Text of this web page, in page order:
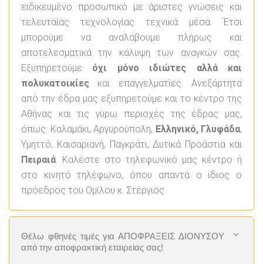
ειδικευμένο προσωπικό με άριστες γνώσεις και
τελευταίας τεχνολογίας τεχνικά μέσα. Έτσι
μπορούμε να αναλάβουμε πλήρως και
αποτελεσματικά την κάλυψη των αναγκών σας.
Εξυπηρετούμε όχι μόνο ιδιώτες αλλά και
πολυκατοικίες και επαγγελματίες. Ανεξάρτητα
από την έδρα μας εξυπηρετούμε και το κέντρο της
Αθήνας και τις γύρω περιοχές της έδρας μας,
όπως: Καλαμάκι, Αργυρούπολη, Ελληνικό, Γλυφάδα,
Υμηττό, Καισαριανή, Παγκράτι, Δυτικά Προάστια και
Πειραιά . Καλέστε στο τηλεφωνικό μας κέντρο ή
στο κινητό τηλέφωνο, όπου απαντά ο ίδιος ο
πρόεδρος του Ομίλου κ. Στέργιος.
Θέλω φθηνές τιμές για ΑΠΟΦΡΑΞΕΙΣ ΔΙΟΝΥΣΟΥ
από την αποφρακτική εταιρείας σας!